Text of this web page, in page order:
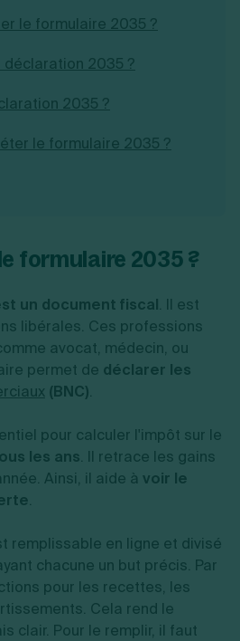
d'expertise
le formulaire 2035 ?
déclaration 2035 ?
2035 ?
le formulaire 2035 ?
formulaire 2035 ?
un document fiscal. Il est
libérales. Ces professions
avocat, médecin, ou
permet de déclarer les
(BNC).
pour calculer l'impôt sur le
les ans. Il retrace les gains
Ainsi, il aide à voir le
.
remplissable en ligne et divisé
chacune un but précis. Par
pour les recettes, les
Cela rend le
clair. Pour le remplir, il faut